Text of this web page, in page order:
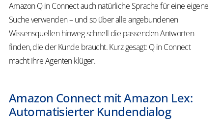
Amazon Q in Connect auch natürliche Sprache für eine eigene
Suche verwenden – und so über alle angebundenen
Wissensquellen hinweg schnell die passenden Antworten
finden, die der Kunde braucht. Kurz gesagt: Q in Connect
macht Ihre Agenten klüger.
Amazon Connect mit Amazon Lex:
Automatisierter Kundendialog